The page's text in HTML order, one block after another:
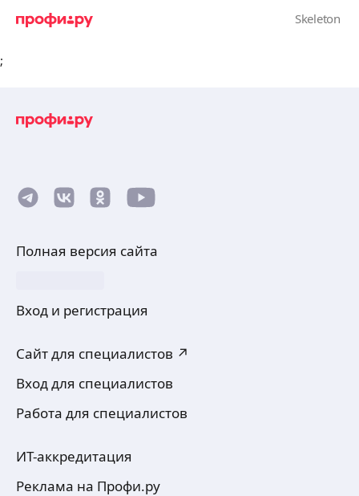
;
Полная версия сайта
Вход и регистрация
Сайт для специалистов ↗
Вход для специалистов
Работа для специалистов
ИТ-аккредитация
Реклама на Профи.ру